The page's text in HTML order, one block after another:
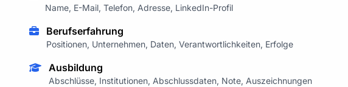
Name, E-Mail, Telefon, Adresse, LinkedIn-Profil
Berufserfahrung
Positionen, Unternehmen, Daten, Verantwortlichkeiten, Erfolge
Ausbildung
Abschlüsse, Institutionen, Abschlussdaten, Note, Auszeichnungen